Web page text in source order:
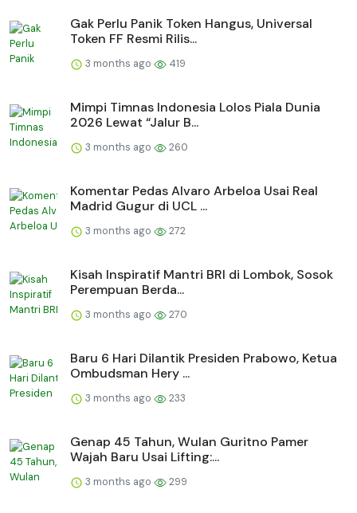
Gak Perlu Panik Token Hangus, Universal
Token FF Resmi Rilis...
3 months ago 419
Mimpi Timnas Indonesia Lolos Piala Dunia
2026 Lewat “Jalur B...
3 months ago 260
Komentar Pedas Alvaro Arbeloa Usai Real
Madrid Gugur di UCL ...
3 months ago 272
Kisah Inspiratif Mantri BRI di Lombok, Sosok
Perempuan Berda...
3 months ago 270
Baru 6 Hari Dilantik Presiden Prabowo, Ketua
Ombudsman Hery ...
3 months ago 233
Genap 45 Tahun, Wulan Guritno Pamer
Wajah Baru Usai Lifting:...
3 months ago 299